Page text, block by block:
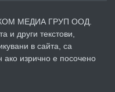
преди 1 година
МЕДИА ГРУП ООД.
и други текстови,
в сайта, са
ако изрично е посочено